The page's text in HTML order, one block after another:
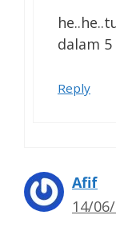
dalam
Reply
Afif
14/